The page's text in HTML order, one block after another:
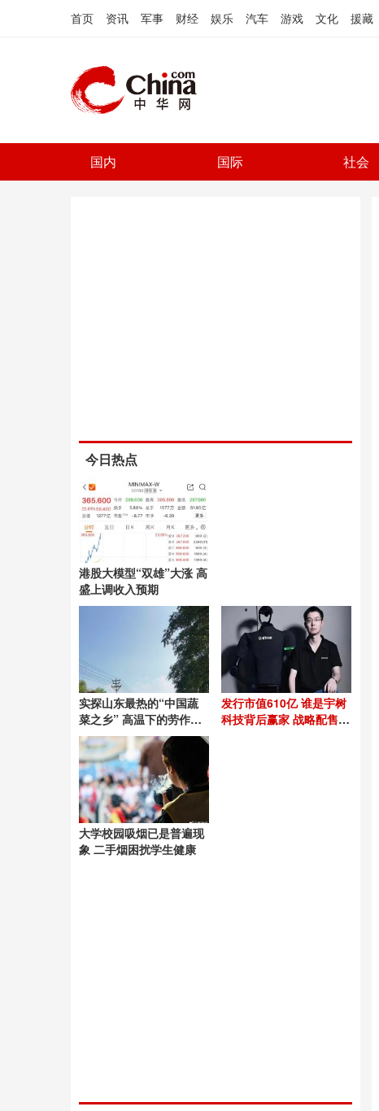
首页 资讯 军事 财经 娱乐 汽车 游戏 文化 援藏
国内 国际 社会
今日热点
港股大模型“双雄”大涨 高
盛上调收入预期
实探山东最热的“中国蔬
菜之乡” 高温下的劳作挑
战
发行市值610亿 谁是宇树
科技背后赢家 战略配售引
大学校园吸烟已是普遍现
象 二手烟困扰学生健康